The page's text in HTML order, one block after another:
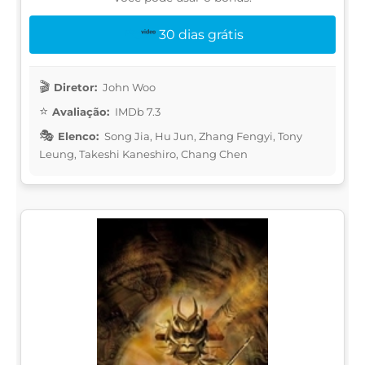
30 dias grátis
Diretor: John Woo
Avaliação: IMDb 7.3
Elenco: Song Jia, Hu Jun, Zhang Fengyi, Tony
Leung, Takeshi Kaneshiro, Chang Chen